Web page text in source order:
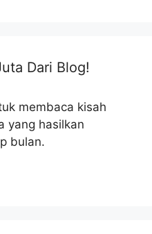
Dari Blog!
membaca kisah
yang hasilkan
bulan.